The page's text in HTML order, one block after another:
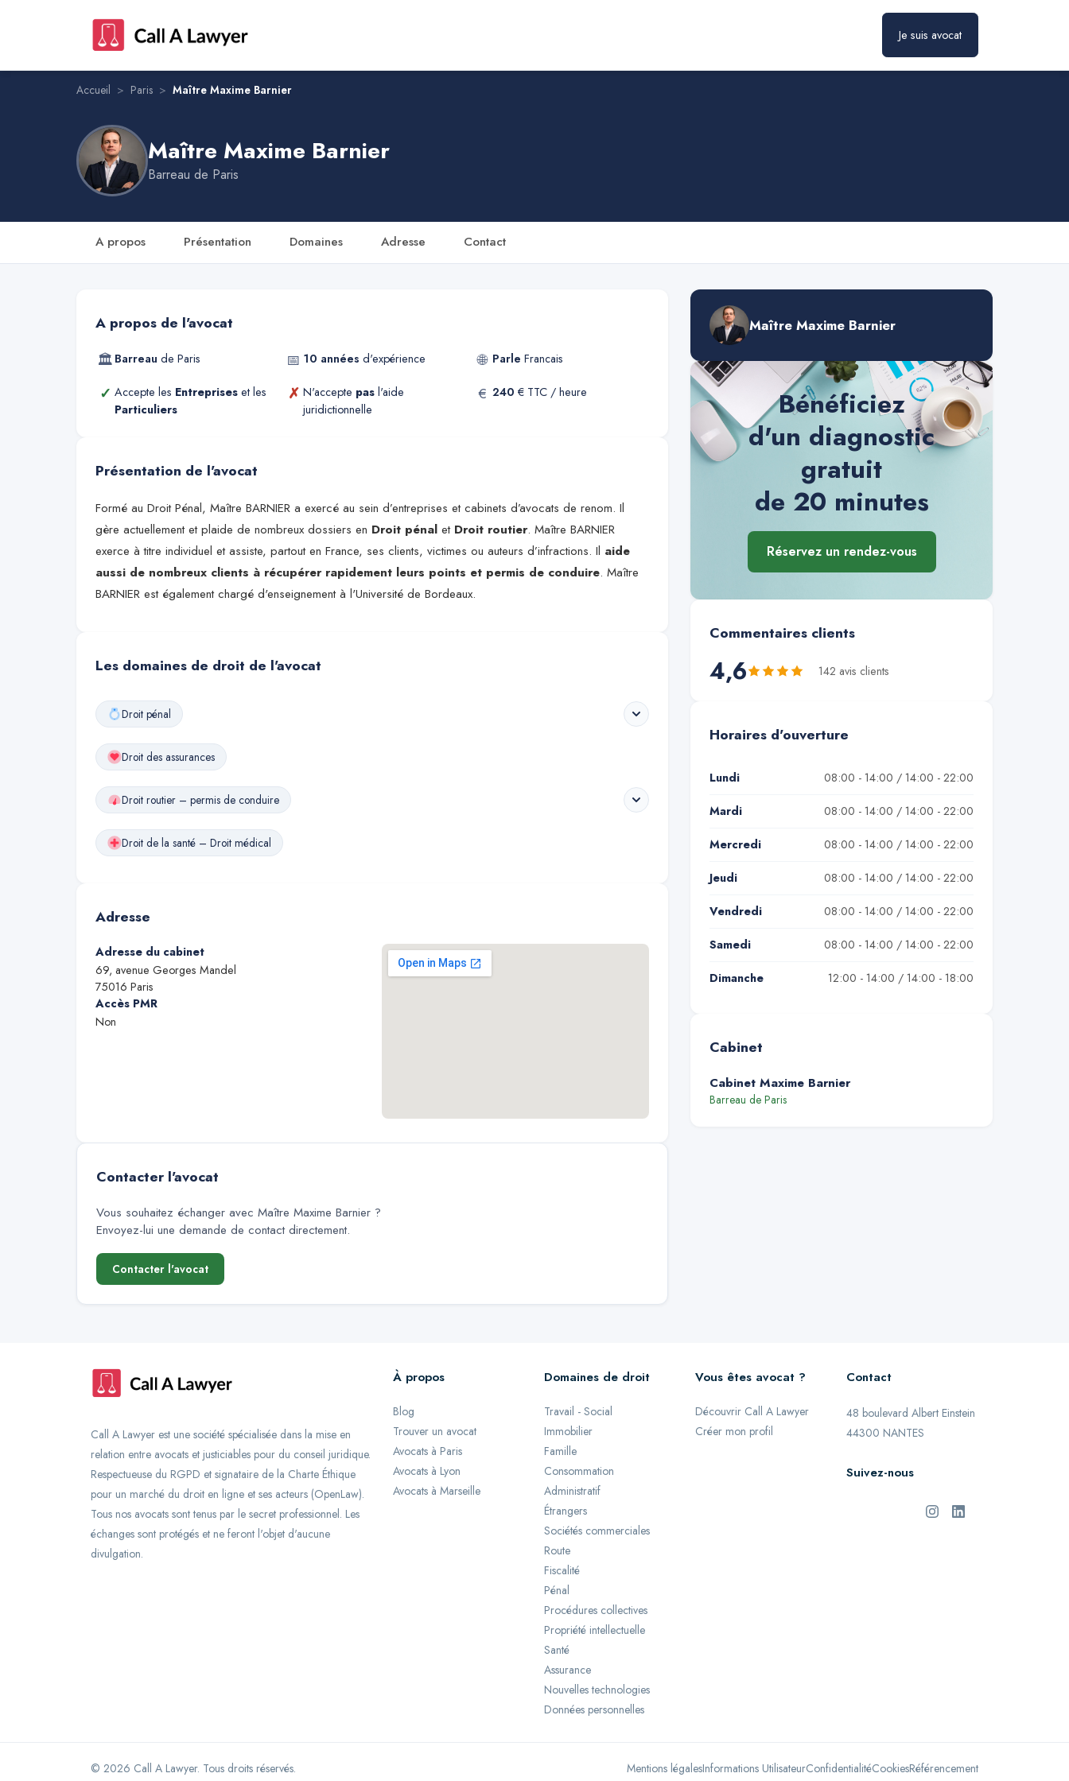
Je suis avocat
Maître Maxime Barnier Prendre rendez-vous
Accueil > Paris > Maître Maxime Barnier
Maître Maxime Barnier
Barreau de Paris
A propos Présentation Domaines Adresse Contact
A propos de l'avocat
🏛 Barreau de Paris 📅 10 années d'expérience 🌐 Parle Francais
✓ Accepte les Entreprises et les
Particuliers
✗ N'accepte pas l'aide
juridictionnelle
€ 240 € TTC / heure
Présentation de l'avocat
Formé au Droit Pénal, Maître BARNIER a exercé au sein d’entreprises et cabinets d’avocats de renom. Il
gère actuellement et plaide de nombreux dossiers en Droit pénal et Droit routier. Maître BARNIER
exerce à titre individuel et assiste, partout en France, ses clients, victimes ou auteurs d’infractions. Il aide
aussi de nombreux clients à récupérer rapidement leurs points et permis de conduire. Maître
BARNIER est également chargé d'enseignement à l'Université de Bordeaux.
Les domaines de droit de l'avocat
Droit pénal
Droit des assurances
Droit routier – permis de conduire
Droit de la santé – Droit médical
Adresse
Adresse du cabinet
69, avenue Georges Mandel
75016 Paris
Accès PMR
Non
Contacter l'avocat
Vous souhaitez échanger avec Maître Maxime Barnier ?
Envoyez-lui une demande de contact directement.
Contacter l'avocat
Maître Maxime Barnier
Bénéficiez
d'un diagnostic
gratuit
de 20 minutes
Réservez un rendez-vous
Commentaires clients
4,6 142 avis clients
Horaires d'ouverture
Lundi 08:00 - 14:00 / 14:00 - 22:00
Mardi 08:00 - 14:00 / 14:00 - 22:00
Mercredi 08:00 - 14:00 / 14:00 - 22:00
Jeudi 08:00 - 14:00 / 14:00 - 22:00
Vendredi 08:00 - 14:00 / 14:00 - 22:00
Samedi 08:00 - 14:00 / 14:00 - 22:00
Dimanche 12:00 - 14:00 / 14:00 - 18:00
Cabinet
Cabinet Maxime Barnier
Barreau de Paris
Call A Lawyer est une société spécialisée dans la mise en
relation entre avocats et justiciables pour du conseil juridique.
Respectueuse du RGPD et signataire de la Charte Éthique
pour un marché du droit en ligne et ses acteurs (OpenLaw).
Tous nos avocats sont tenus par le secret professionnel. Les
échanges sont protégés et ne feront l'objet d'aucune
divulgation.
À propos
Blog
Trouver un avocat
Avocats à Paris
Avocats à Lyon
Avocats à Marseille
Domaines de droit
Travail - Social
Immobilier
Famille
Consommation
Administratif
Étrangers
Sociétés commerciales
Route
Fiscalité
Pénal
Procédures collectives
Propriété intellectuelle
Santé
Assurance
Nouvelles technologies
Données personnelles
Vous êtes avocat ?
Découvrir Call A Lawyer
Créer mon profil
Contact
48 boulevard Albert Einstein
44300 NANTES
Suivez-nous
© 2026 Call A Lawyer. Tous droits réservés. Mentions légalesInformations UtilisateurConfidentialitéCookiesRéférencement